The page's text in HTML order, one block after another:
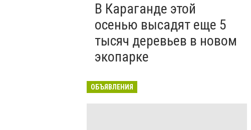
В Караганде этой
осенью высадят еще 5
тысяч деревьев в новом
экопарке
ОБЪЯВЛЕНИЯ